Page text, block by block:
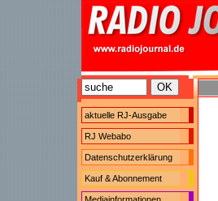
aktuelle RJ-Ausgabe
RJ Webabo
Datenschutzerklärung
Kauf & Abonnement